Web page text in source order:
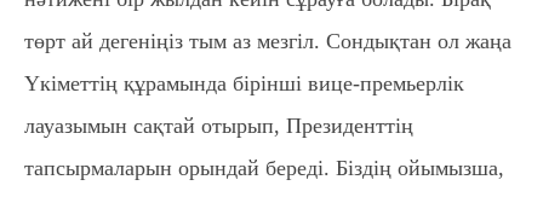
төрт ай дегеніңіз тым аз мезгіл. Сондықтан ол жаңа
Үкіметтің құрамында бірінші вице-премьерлік
лауазымын сақтай отырып, Президенттің
тапсырмаларын орындай береді. Біздің ойымызша,